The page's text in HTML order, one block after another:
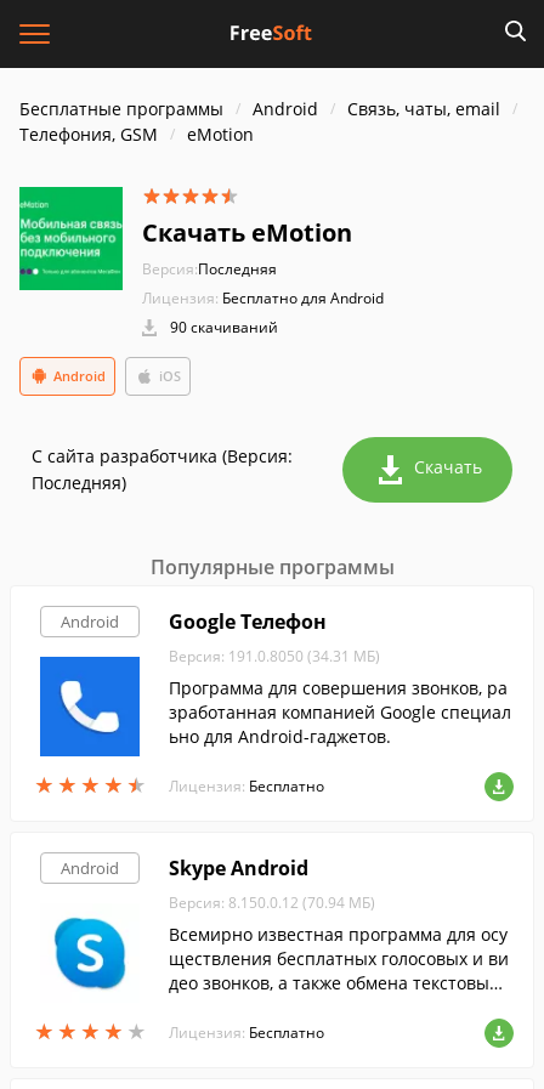
Бесплатные программы Android
Связь, чаты, email
Телефония, GSM
eMotion
Скачать eMotion
Версия:Последняя
Лицензия: Бесплатно для Android
90 скачиваний
iOS
Android
С сайта разработчика (Версия:
Последняя)
Скачать
Популярные программы
Android
★ ★ ★ ★ ★
★ ★ ★ ★ ★
Google Телефон
Версия: 191.0.8050 (34.31 МБ)
Программа для совершения звонков, ра
зработанная компанией Google специал
ьно для Android-гаджетов.
Лицензия: Бесплатно
Android
★ ★ ★ ★ ★
★ ★ ★ ★ ★
Skype Android
Версия: 8.150.0.12 (70.94 МБ)
Всемирно известная программа для осу
ществления бесплатных голосовых и ви
део звонков, а также обмена текстовыми
Лицензия: Бесплатно